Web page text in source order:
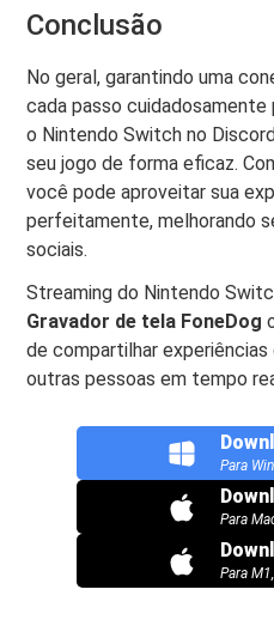
Conclusão
No geral, garantindo uma
cada passo
o Nintendo Switch no
seu jogo de forma eficaz.
você pode aproveitar sua
perfeitamente, melhorando
sociais.
Streaming do Nintendo
Gravador de tela FoneDog
de compartilhar
outras pessoas em tempo
Para
Para
Para